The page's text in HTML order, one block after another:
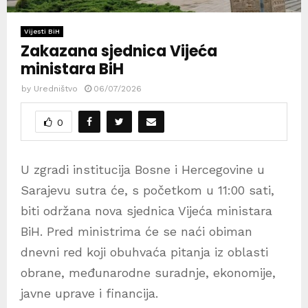
Vijesti BiH
Zakazana sjednica Vijeća
ministara BiH
by Uredništvo 06/07/2026
0
U zgradi institucija Bosne i Hercegovine u
Sarajevu sutra će, s početkom u 11:00 sati,
biti održana nova sjednica Vijeća ministara
BiH. Pred ministrima će se naći obiman
dnevni red koji obuhvaća pitanja iz oblasti
obrane, međunarodne suradnje, ekonomije,
javne uprave i financija.